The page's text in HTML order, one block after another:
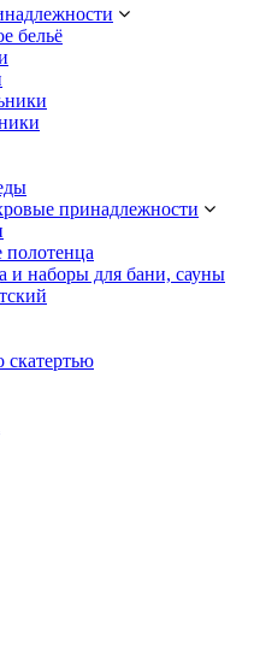
бельё
принадлежности
и наборы для бани, сауны
скатертью